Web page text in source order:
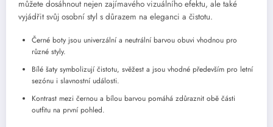
můžete dosáhnout nejen zajímavého vizuálního efektu, ale také
vyjádřit svůj osobní styl s důrazem na eleganci a čistotu.
Černé boty jsou univerzální a neutrální barvou obuvi vhodnou pro
různé styly.
Bílé šaty symbolizují čistotu, svěžest a jsou vhodné především pro letní
sezónu i slavnostní události.
Kontrast mezi černou a bílou barvou pomáhá zdůraznit obě části
outfitu na první pohled.